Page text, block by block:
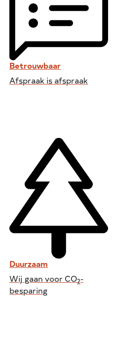
Betrouwbaar
Afspraak is afspraak
Duurzaam
Wij gaan voor CO2-
besparing